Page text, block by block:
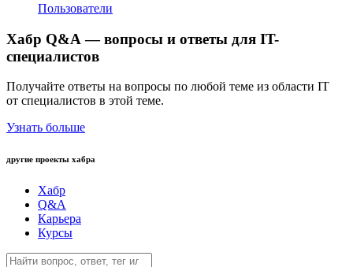
Пользователи
Хабр Q&A — вопросы и ответы для IT-
специалистов
Получайте ответы на вопросы по любой теме из области IT
от специалистов в этой теме.
Узнать больше
другие проекты хабра
Хабр
Q&A
Карьера
Курсы